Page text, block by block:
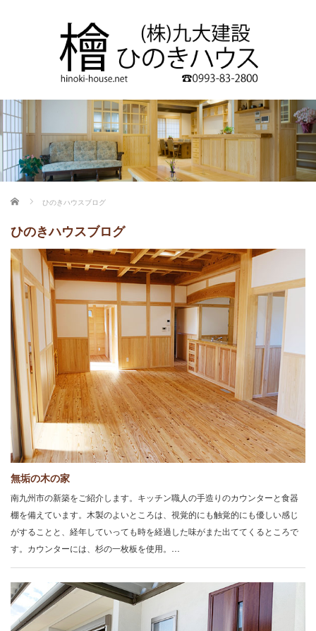
ホーム ひのきハウスブログ
ひのきハウスブログ
無垢の木の家
南九州市の新築をご紹介します。キッチン職人の手造りのカウンターと食器
棚を備えています。木製のよいところは、視覚的にも触覚的にも優しい感じ
がすることと、経年していっても時を経過した味がまた出ててくるところで
す。カウンターには、杉の一枚板を使用。…